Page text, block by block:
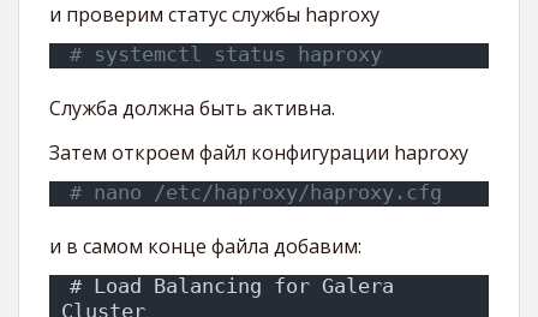
и проверим статус службы haproxy
# systemctl status haproxy
Служба должна быть активна.
Затем откроем файл конфигурации haproxy
# nano /etc/haproxy/haproxy.cfg
и в самом конце файла добавим:
# Load Balancing for Galera
Cluster